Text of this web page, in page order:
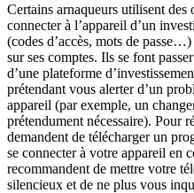
Certains arnaqueurs utilisent
connecter à l’appareil d’un
(codes d’accès, mots de
sur ses comptes. Ils se font
d’une plateforme
prétendant vous alerter d’un
appareil (par exemple, un
prétendument nécessaire). Pour
demandent de télécharger un
se connecter à votre appareil en
recommandent de mettre votre
silencieux et de ne plus vous